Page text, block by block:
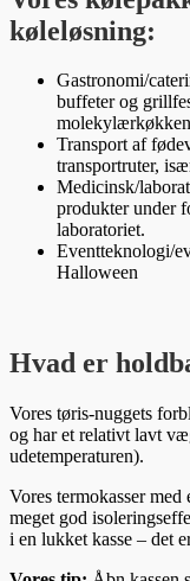
køleløsning:
Gastronomi/
buffeter og
Transport af
transportruter,
Medicinsk/
produkter under
laboratoriet.
Eventteknologi/
Halloween
Hvad er
Vores tøris-nuggets
og har et relativt lavt
udetemperaturen).
Vores termokasser
meget god
i en lukket kasse – det